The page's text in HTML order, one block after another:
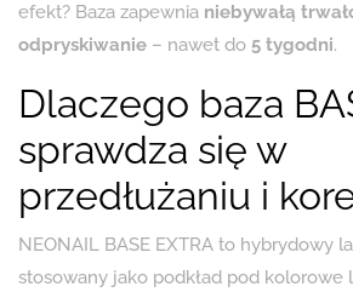
efekt? Baza zapewnia niebywałą
odpryskiwanie – nawet do 5 tygodni.
Dlaczego baza
sprawdza się w
przedłużaniu i
NEONAIL BASE EXTRA to hybrydowy
stosowany jako podkład pod kolorowe